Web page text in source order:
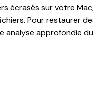
écrasés sur votre
Pour restaurer
analyse approfondie